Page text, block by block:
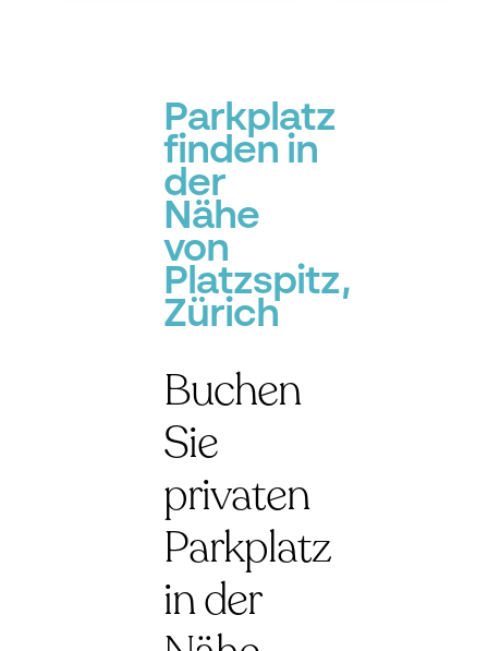
Parkplatz
finden in
der
Nähe
von
Platzspitz,
Zürich
Buchen
Sie
privaten
Parkplatz
in der